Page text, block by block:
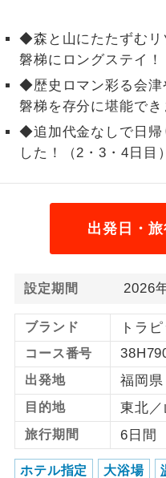
◆森と山にたたずむリ
磐梯にロングステイ！
◆歴史ロマン彩る会津
磐梯を存分に堪能でき
◆追加代金なしで日帰
した！（2・3・4日目）
出発日・
設定期間 2026
ブランド トラ
コース番号
出発地 福岡県
目的地 東北
旅行期間 6日間
ホテル指定 大浴場
ホン
をじ
1名様催行
1名
す。
2名様催行
2名様
おひとり様参
おひ
1名様1室同代
1名
コー
ご夫婦限定
ご夫
女性限定
女性
す。
年齢制限あり
ご参
です。
航空会社指定
利用
画に